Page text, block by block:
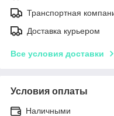
Транспортная
Доставка курьером
Все условия доставки
Условия оплаты
Наличными